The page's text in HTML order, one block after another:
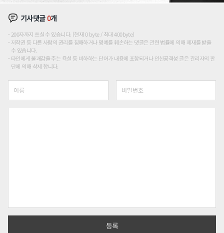
기사댓글0개
200자까지 쓰실 수 있습니다. (현재 0 byte / 최대 400byte)
저작권 등 다른 사람의 권리를 침해하거나 명예를 훼손하는 댓글은 관련 법률에 의해 제재를 받을
수 있습니다.
타인에게 불쾌감을 주는 욕설 등 비하하는 단어가 내용에 포함되거나 인신공격성 글은 관리자의 판
단에 의해 삭제 합니다.